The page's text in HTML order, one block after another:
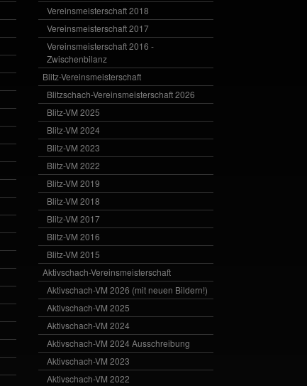
Vereinsmeisterschaft 2018
Vereinsmeisterschaft 2017
Vereinsmeisterschaft 2016 -
Zwischenbilanz
Blitz-Vereinsmeisterschaft
Blitzschach-Vereinsmeisterschaft 2026
Blitz-VM 2025
Blitz-VM 2024
Blitz-VM 2023
Blitz-VM 2022
Blitz-VM 2019
Blitz-VM 2018
Blitz-VM 2017
Blitz-VM 2016
Blitz-VM 2015
Aktivschach-Vereinsmeisterschaft
Aktivschach-VM 2026 (mit neuen Bildern!)
Aktivschach-VM 2025
Aktivschach-VM 2024
Aktivschach-VM 2024 Ausschreibung
Aktivschach-VM 2023
Aktivschach-VM 2022